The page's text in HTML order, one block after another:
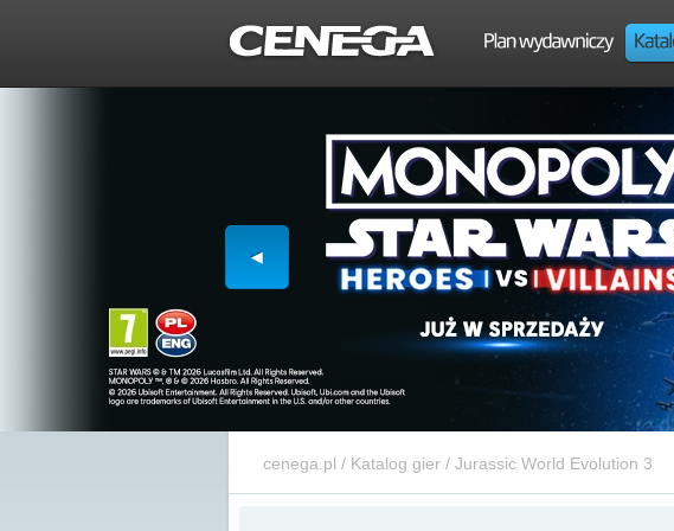
cenega.pl / Katalog gier/ Jurassic World Evolution 3